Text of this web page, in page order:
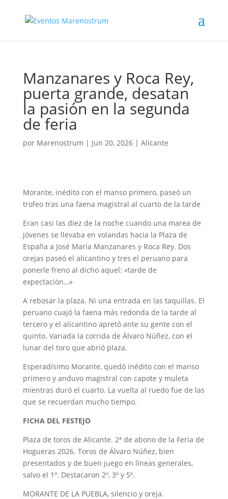
Manzanares y Roca Rey,
puerta grande, desatan
la pasión en la segunda
de feria
por Marenostrum | Jun 20, 2026| Alicante
Morante, inédito con el manso primero, paseó un
trofeo tras una faena magistral al cuarto de la tarde
Eran casi las diez de la noche cuando una marea de
jóvenes se llevaba en volandas hacia la Plaza de
España a José María Manzanares y Roca Rey. Dos
orejas paseó el alicantino y tres el peruano para
ponerle freno al dicho aquel: «tarde de
expectación…»
A rebosar la plaza. Ni una entrada en las taquillas. El
peruano cuajó la faena más redonda de la tarde al
tercero y el alicantino apretó ante su gente con el
quinto. Variada la corrida de Álvaro Núñez, con el
lunar del toro que abrió plaza.
Esperadísimo Morante, quedó inédito con el manso
primero y anduvo magistral con capote y muleta
mientras duró el cuarto. La vuelta al ruedo fue de las
que se recuerdan mucho tiempo.
FICHA DEL FESTEJO
Plaza de toros de Alicante. 2ª de abono de la Feria de
Hogueras 2026. Toros de Álvaro Núñez, bien
presentados y de buen juego en líneas generales,
salvo el 1º. Destacaron 2º, 3º y 5º.
MORANTE DE LA PUEBLA, silencio y oreja.